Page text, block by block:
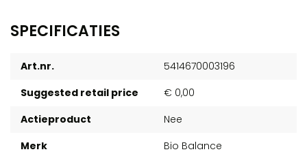
SPECIFICATIES
Art.nr.
5414670003196
Suggested retail price
€ 0,00
Actieproduct
Nee
Merk
Bio Balance